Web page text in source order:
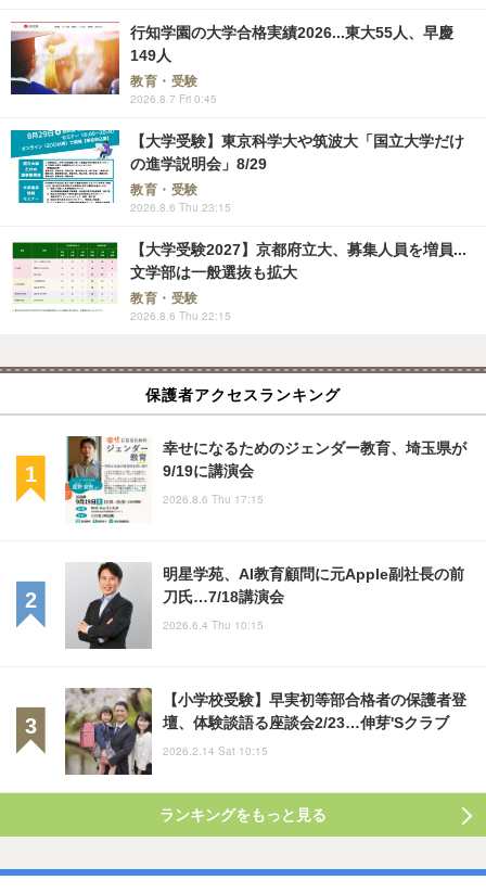
行知学園の大学合格実績2026...東大55人、早慶
149人
教育・受験
2026.8.7 Fri 0:45
【大学受験】東京科学大や筑波大「国立大学だけ
の進学説明会」8/29
教育・受験
2026.8.6 Thu 23:15
【大学受験2027】京都府立大、募集人員を増員...
文学部は一般選抜も拡大
教育・受験
2026.8.6 Thu 22:15
保護者アクセスランキング
幸せになるためのジェンダー教育、埼玉県が
9/19に講演会
2026.8.6 Thu 17:15
明星学苑、AI教育顧問に元Apple副社長の前
刀氏…7/18講演会
2026.6.4 Thu 10:15
【小学校受験】早実初等部合格者の保護者登
壇、体験談語る座談会2/23…伸芽'Sクラブ
2026.2.14 Sat 10:15
ランキングをもっと見る